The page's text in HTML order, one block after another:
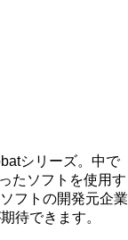
シリーズ。中で
たソフトを使用す
フトの開発元企業
待できます。